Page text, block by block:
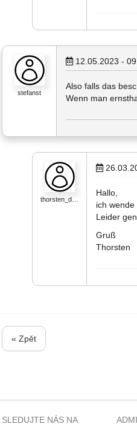
stefanst
12.05.2023 -
Also falls das
Wenn man
thorsten_d…
Hallo,
ich
Leider
Gruß
Thorsten
« Zpět
SLEDUJTE NÁS NA